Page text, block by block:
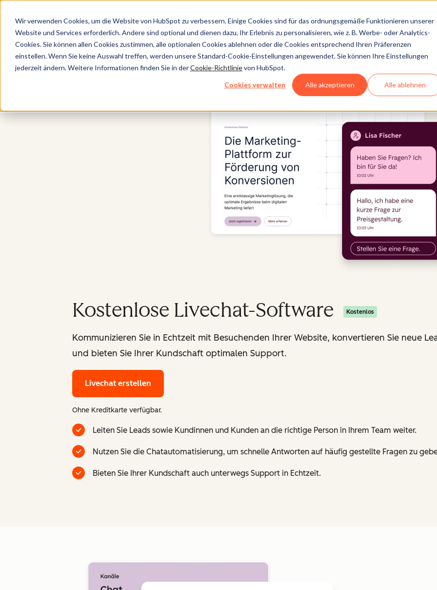
Wir verwenden Cookies, um die Website von HubSpot zu verbessern. Einige Cookies sind für das ordnungsgemäße Funktionieren unserer
Website und Services erforderlich. Andere sind optional und dienen dazu, Ihr Erlebnis zu personalisieren, wie z. B. Werbe- oder Analytics-
Cookies. Sie können allen Cookies zustimmen, alle optionalen Cookies ablehnen oder die Cookies entsprechend Ihren Präferenzen
einstellen. Wenn Sie keine Auswahl treffen, werden unsere Standard-Cookie-Einstellungen angewendet. Sie können Ihre Einstellungen
jederzeit ändern. Weitere Informationen finden Sie in derCookie-Richtlinievon HubSpot.
Cookies verwalten Alle akzeptieren Alle ablehnen
CRM-System von HubSpot
Kostenlose Livechat-Software Kostenlos
Kommunizieren Sie in Echtzeit mit Besuchenden Ihrer Website, konvertieren Sie neue
und bieten Sie Ihrer Kundschaft optimalen Support.
Livechat erstellen
Ohne Kreditkarte verfügbar.
Leiten Sie Leads sowie Kundinnen und Kunden an die richtige Person in Ihrem Team weiter.
Nutzen Sie die Chatautomatisierung, um schnelle Antworten auf häufig gestellte Fragen zu
Bieten Sie Ihrer Kundschaft auch unterwegs Support in Echtzeit.